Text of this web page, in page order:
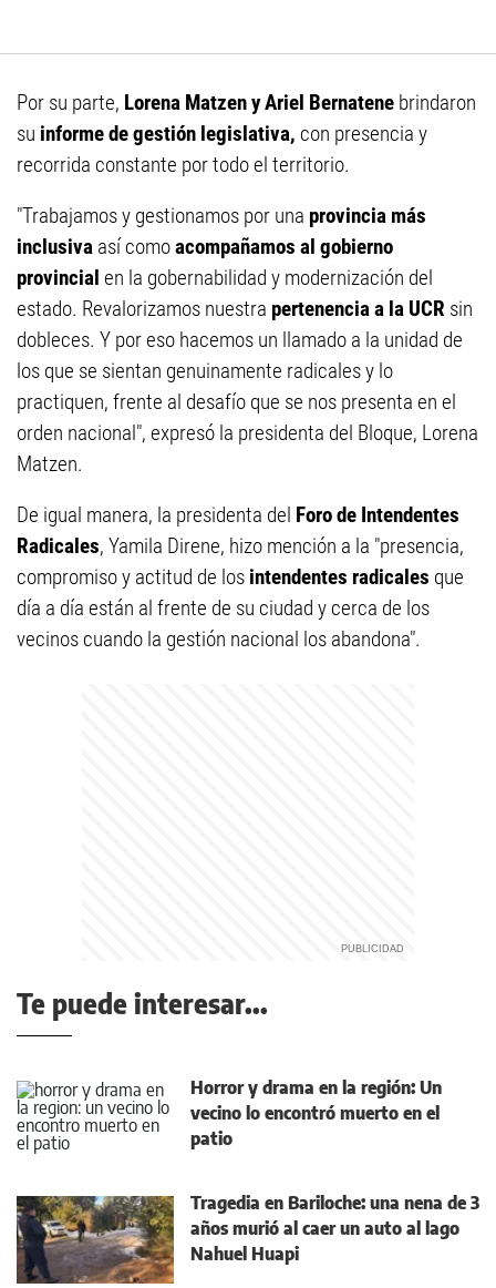
Por su parte, Lorena Matzen y Ariel Bernatene brindaron
su informe de gestión legislativa, con presencia y
recorrida constante por todo el territorio.
"Trabajamos y gestionamos por una provincia más
inclusiva así comoacompañamos al gobierno
provincial en la gobernabilidad y modernización del
estado. Revalorizamos nuestra pertenencia a la UCR sin
dobleces. Y por eso hacemos un llamado a la unidad de
los que se sientan genuinamente radicales y lo
practiquen, frente al desafío que se nos presenta en el
orden nacional", expresó la presidenta del Bloque, Lorena
Matzen.
De igual manera, la presidenta del Foro de Intendentes
Radicales, Yamila Direne, hizo mención a la "presencia,
compromiso y actitud de los intendentes radicales que
día a día están al frente de su ciudad y cerca de los
vecinos cuando la gestión nacional los abandona".
Te puede interesar...
Horror y drama en la región: Un
vecino lo encontró muerto en el
patio
Tragedia en Bariloche: una nena de 3
años murió al caer un auto al lago
Nahuel Huapi